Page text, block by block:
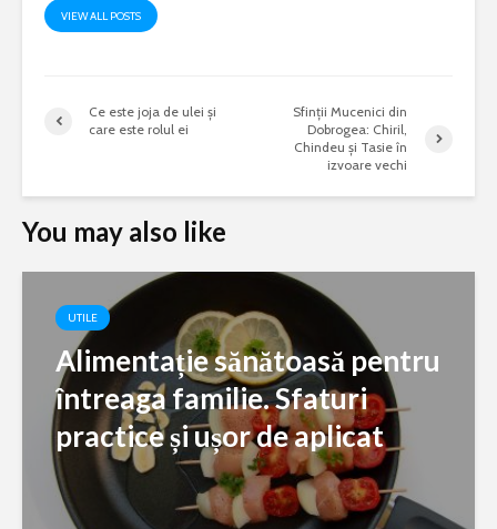
VIEW ALL POSTS
Ce este joja de ulei și
care este rolul ei
Sfinţii Mucenici din
Dobrogea: Chiril,
Chindeu şi Tasie în
izvoare vechi
You may also like
UTILE
Alimentație sănătoasă pentru
întreaga familie. Sfaturi
practice și ușor de aplicat